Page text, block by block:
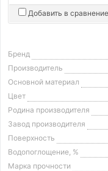
Добавить в сравнение
Бренд
Производитель
Основной материал
Цвет
Родина производителя
Завод производителя
Поверхность
Водопоглощение, %
Марка прочности